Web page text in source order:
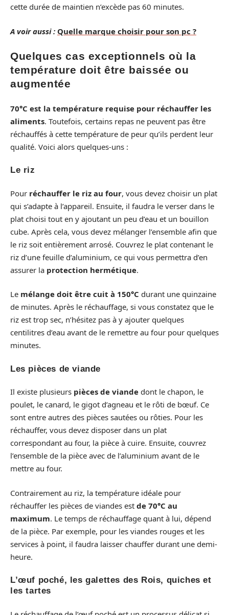
cette durée de maintien n’excède pas 60 minutes.
A voir aussi : Quelle marque choisir pour son pc ?
Quelques cas exceptionnels où la
température doit être baissée ou
augmentée
70°C est la température requise pour réchauffer les
aliments. Toutefois, certains repas ne peuvent pas être
réchauffés à cette température de peur qu’ils perdent leur
qualité. Voici alors quelques-uns :
Le riz
Pour réchauffer le riz au four, vous devez choisir un plat
qui s’adapte à l’appareil. Ensuite, il faudra le verser dans le
plat choisi tout en y ajoutant un peu d’eau et un bouillon
cube. Après cela, vous devez mélanger l’ensemble afin que
le riz soit entièrement arrosé. Couvrez le plat contenant le
riz d’une feuille d’aluminium, ce qui vous permettra d’en
assurer la protection hermétique.
Le mélange doit être cuit à 150°C durant une quinzaine
de minutes. Après le réchauffage, si vous constatez que le
riz est trop sec, n’hésitez pas à y ajouter quelques
centilitres d’eau avant de le remettre au four pour quelques
minutes.
Les pièces de viande
Il existe plusieurs pièces de viande dont le chapon, le
poulet, le canard, le gigot d’agneau et le rôti de bœuf. Ce
sont entre autres des pièces sautées ou rôties. Pour les
réchauffer, vous devez disposer dans un plat
correspondant au four, la pièce à cuire. Ensuite, couvrez
l’ensemble de la pièce avec de l’aluminium avant de le
mettre au four.
Contrairement au riz, la température idéale pour
réchauffer les pièces de viandes est de 70°C au
maximum. Le temps de réchauffage quant à lui, dépend
de la pièce. Par exemple, pour les viandes rouges et les
services à point, il faudra laisser chauffer durant une demi-
heure.
L’œuf poché, les galettes des Rois, quiches et
les tartes